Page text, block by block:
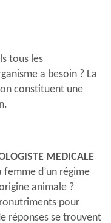
tous les
a besoin ? La
constituent une
MEDICALE
d’un régime
animale ?
pour
réponses se trouvent